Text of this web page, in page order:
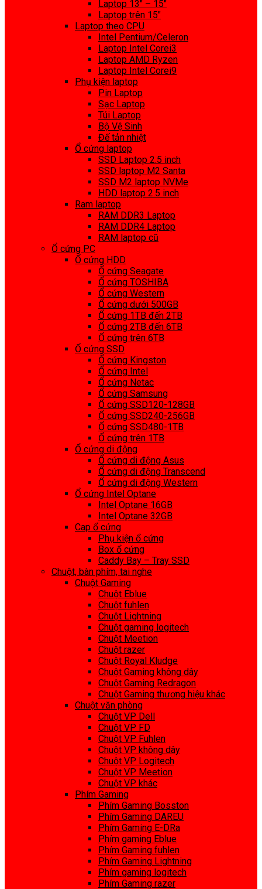
Laptop 13″ – 15″
Laptop trên 15″
Laptop theo CPU
Intel Pentium/Celeron
Laptop Intel Corei3
Laptop AMD Ryzen
Laptop Intel Corei9
Phụ kiện laptop
Pin Laptop
Sạc Laptop
Túi Laptop
Bộ Vệ Sinh
Đế tản nhiệt
Ổ cứng laptop
SSD Laptop 2.5 inch
SSD laptop M2 Santa
SSD M2 laptop NVMe
HDD laptop 2.5 inch
Ram laptop
RAM DDR3 Laptop
RAM DDR4 Laptop
RAM laptop cũ
Ổ cứng PC
Ổ cứng HDD
Ổ cứng Seagate
Ổ cứng TOSHIBA
Ổ cứng Western
Ổ cứng dưới 500GB
Ổ cứng 1TB đến 2TB
Ổ cứng 2TB đến 6TB
Ổ cứng trên 6TB
Ổ cứng SSD
Ổ cứng Kingston
Ổ cứng Intel
Ổ cứng Netac
Ổ cứng Samsung
Ổ cứng SSD120-128GB
Ổ cứng SSD240-256GB
Ổ cứng SSD480-1TB
Ổ cứng trên 1TB
Ổ cứng di động
Ổ cứng di động Asus
Ổ cứng di động Transcend
Ổ cứng di động Western
Ổ cứng Intel Optane
Intel Optane 16GB
Intel Optane 32GB
Cap ổ cứng
Phụ kiện ổ cứng
Box ổ cứng
Caddy Bay – Tray SSD
Chuột, bàn phím, tai nghe
Chuột Gaming
Chuột Eblue
Chuột fuhlen
Chuột Lightning
Chuột gaming logitech
Chuột Meetion
Chuột razer
Chuột Royal Kludge
Chuột Gaming không dây
Chuột Gaming Redragon
Chuột Gaming thương hiệu khác
Chuột văn phòng
Chuột VP Dell
Chuột VP FD
Chuột VP Fuhlen
Chuột VP không dây
Chuột VP Logitech
Chuột VP Meetion
Chuột VP khác
Phím Gaming
Phím Gaming Bosston
Phím Gaming DAREU
Phím Gaming E-DRa
Phím gaming Eblue
Phím Gaming fuhlen
Phím Gaming Lightning
Phím gaming logitech
Phím Gaming razer